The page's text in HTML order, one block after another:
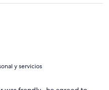
y servicios